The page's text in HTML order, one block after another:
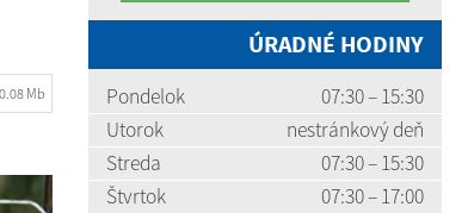
Mb
ÚRADNÉ HODINY
Pondelok
07:30 – 15:30
Utorok
nestránkový deň
Streda
07:30 – 15:30
Štvrtok
07:30 – 17:00